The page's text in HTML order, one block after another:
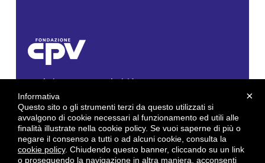
Fondazione Centro Produttività Veneto
Via Gioacchino Rossini, 60 - 36100 Vicenza - Italy
Tel. 0444/960500 - Fax 0444/1932220
C.F. e P. IVA: 02429800242
E-mail:info@cpv.org
E-mail certificata PEC:pec.cpv@legalmail.it
×
Informativa
Questo sito o gli strumenti terzi da questo utilizzati si
avvalgono di cookie necessari al funzionamento ed utili alle
finalità illustrate nella cookie policy. Se vuoi saperne di più o
negare il consenso a tutti o ad alcuni cookie, consulta la
cookie policy. Chiudendo questo banner, cliccando su un link
o proseguendo la navigazione in altra maniera, acconsenti